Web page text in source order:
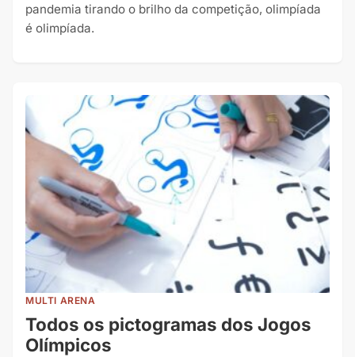
pandemia tirando o brilho da competição, olimpíada
é olimpíada.
MULTI ARENA
Todos os pictogramas dos Jogos
Olímpicos